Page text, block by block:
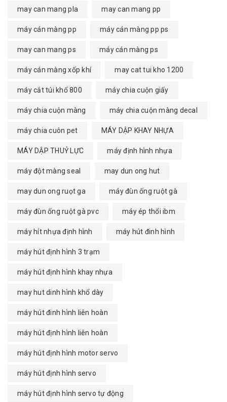
may can mang pla may can mang pp
máy cán màng pp máy cán màng pp ps
may can mang ps máy cán màng ps
máy cán màng xốp khí may cat tui kho 1200
máy cắt túi khổ 800 máy chia cuộn giấy
máy chia cuộn màng máy chia cuộn màng decal
máy chia cuôn pet MÁY DẬP KHAY NHỰA
MÁY DẬP THUỶ LỰC máy định hình nhựa
máy đột màng seal may dun ong hut
may dun ong ruọt ga máy đùn ống ruột gà
máy đùn ống ruột gà pvc máy ép thổi ibm
máy hít nhựa định hình máy hút đinh hình
máy hút định hình 3 trạm
máy hút định hình khay nhựa
may hut dinh hình khổ dày
máy hút đinh hình liên hoàn
máy hút định hình liên hoàn
máy hút định hình motor servo
máy hút định hình servo
máy hút định hình servo tự động